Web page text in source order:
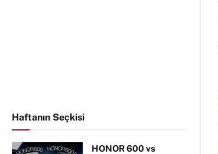
Haftanın Seçkisi
HONOR 600 vs